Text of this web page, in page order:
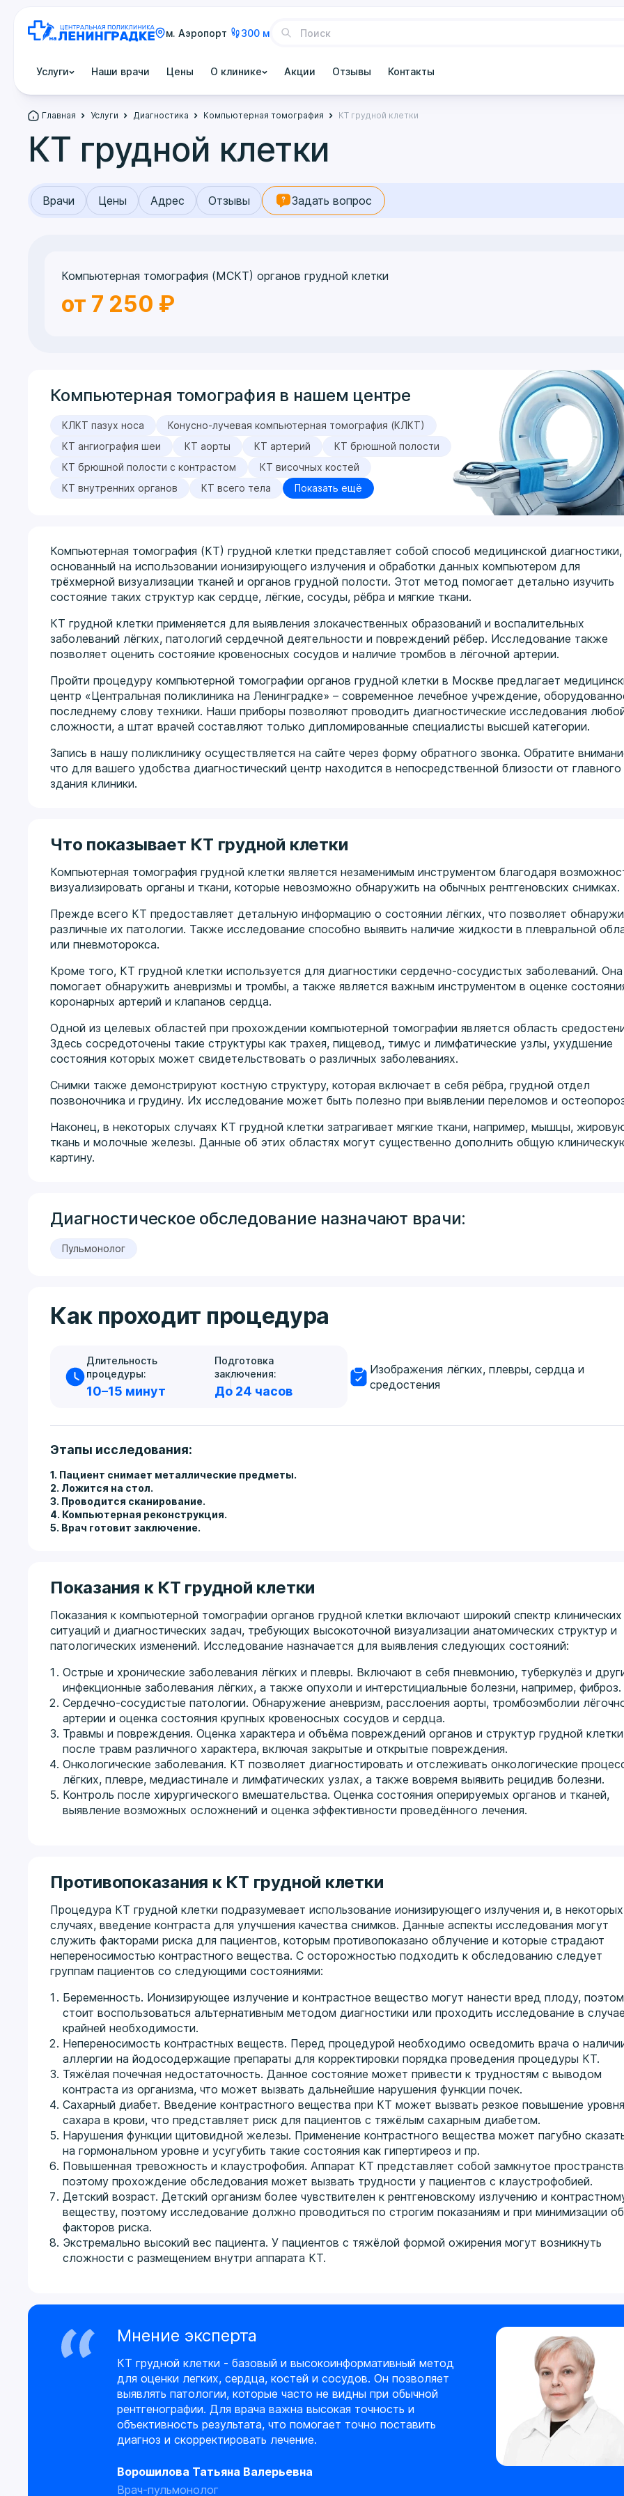
м. Аэропорт 300 м
Услуги Наши врачи Цены О клинике Акции Отзывы Контакты
Главная Услуги Диагностика Компьютерная томография КТ грудной клетки
КТ грудной клетки
Врачи Цены Адрес Отзывы Задать вопрос
Компьютерная томография (МСКТ) органов грудной клетки
от 7 250 ₽
Компьютерная томография в нашем центре
КЛКТ пазух носа
Конусно-лучевая компьютерная томография (КЛКТ)
КТ ангиография шеи
КТ аорты КТ артерий
КТ брюшной полости
КТ брюшной полости с контрастом
КТ височных костей
КТ внутренних органов
КТ всего тела Показать ещё
Компьютерная томография (КТ) грудной клетки представляет собой способ медицинской диагностики,
основанный на использовании ионизирующего излучения и обработки данных компьютером для
трёхмерной визуализации тканей и органов грудной полости. Этот метод помогает детально изучить
состояние таких структур как сердце, лёгкие, сосуды, рёбра и мягкие ткани.
КТ грудной клетки применяется для выявления злокачественных образований и воспалительных
заболеваний лёгких, патологий сердечной деятельности и повреждений рёбер. Исследование также
позволяет оценить состояние кровеносных сосудов и наличие тромбов в лёгочной артерии.
Пройти процедуру компьютерной томографии органов грудной клетки в Москве предлагает
центр «Центральная поликлиника на Ленинградке» – современное лечебное учреждение,
последнему слову техники. Наши приборы позволяют проводить диагностические исследования
сложности, а штат врачей составляют только дипломированные специалисты высшей категории.
Запись в нашу поликлинику осуществляется на сайте через форму обратного звонка. Обратите
что для вашего удобства диагностический центр находится в непосредственной близости от главного
здания клиники.
Что показывает КТ грудной клетки
Компьютерная томография грудной клетки является незаменимым инструментом благодаря
визуализировать органы и ткани, которые невозможно обнаружить на обычных рентгеновских снимках.
Прежде всего КТ предоставляет детальную информацию о состоянии лёгких, что позволяет
различные их патологии. Также исследование способно выявить наличие жидкости в плевральной
или пневмоторокса.
Кроме того, КТ грудной клетки используется для диагностики сердечно-сосудистых заболеваний. Она
помогает обнаружить аневризмы и тромбы, а также является важным инструментом в оценке
коронарных артерий и клапанов сердца.
Одной из целевых областей при прохождении компьютерной томографии является область
Здесь сосредоточены такие структуры как трахея, пищевод, тимус и лимфатические узлы, ухудшение
состояния которых может свидетельствовать о различных заболеваниях.
Снимки также демонстрируют костную структуру, которая включает в себя рёбра, грудной отдел
позвоночника и грудину. Их исследование может быть полезно при выявлении переломов и
Наконец, в некоторых случаях КТ грудной клетки затрагивает мягкие ткани, например, мышцы,
ткань и молочные железы. Данные об этих областях могут существенно дополнить общую
картину.
Диагностическое обследование назначают врачи:
Пульмонолог
Как проходит процедура
Длительность
процедуры:
10–15 минут
Подготовка
заключения:
До 24 часов
Изображения лёгких, плевры, сердца и
средостения
Этапы исследования:
1. Пациент снимает металлические предметы.
2. Ложится на стол.
3. Проводится сканирование.
4. Компьютерная реконструкция.
5. Врач готовит заключение.
Показания к КТ грудной клетки
Показания к компьютерной томографии органов грудной клетки включают широкий спектр клинических
ситуаций и диагностических задач, требующих высокоточной визуализации анатомических структур и
патологических изменений. Исследование назначается для выявления следующих состояний:
Острые и хронические заболевания лёгких и плевры. Включают в себя пневмонию, туберкулёз и
инфекционные заболевания лёгких, а также опухоли и интерстициальные болезни, например, фиброз.
Сердечно-сосудистые патологии. Обнаружение аневризм, расслоения аорты, тромбоэмболии
артерии и оценка состояния крупных кровеносных сосудов и сердца.
Травмы и повреждения. Оценка характера и объёма повреждений органов и структур грудной клетки
после травм различного характера, включая закрытые и открытые повреждения.
Онкологические заболевания. КТ позволяет диагностировать и отслеживать онкологические
лёгких, плевре, медиастинале и лимфатических узлах, а также вовремя выявить рецидив болезни.
Контроль после хирургического вмешательства. Оценка состояния оперируемых органов и тканей,
выявление возможных осложнений и оценка эффективности проведённого лечения.
Противопоказания к КТ грудной клетки
Процедура КТ грудной клетки подразумевает использование ионизирующего излучения и, в некоторых
случаях, введение контраста для улучшения качества снимков. Данные аспекты исследования могут
служить факторами риска для пациентов, которым противопоказано облучение и которые страдают
непереносимостью контрастного вещества. С осторожностью подходить к обследованию следует
группам пациентов со следующими состояниями:
Беременность. Ионизирующее излучение и контрастное вещество могут нанести вред плоду,
стоит воспользоваться альтернативным методом диагностики или проходить исследование в случае
крайней необходимости.
Непереносимость контрастных веществ. Перед процедурой необходимо осведомить врача о
аллергии на йодосодержащие препараты для корректировки порядка проведения процедуры КТ.
Тяжёлая почечная недостаточность. Данное состояние может привести к трудностям с выводом
контраста из организма, что может вызвать дальнейшие нарушения функции почек.
Сахарный диабет. Введение контрастного вещества при КТ может вызвать резкое повышение уровня
сахара в крови, что представляет риск для пациентов с тяжёлым сахарным диабетом.
Нарушения функции щитовидной железы. Применение контрастного вещества может пагубно
на гормональном уровне и усугубить такие состояния как гипертиреоз и пр.
Повышенная тревожность и клаустрофобия. Аппарат КТ представляет собой замкнутое
поэтому прохождение обследования может вызвать трудности у пациентов с клаустрофобией.
Детский возраст. Детский организм более чувствителен к рентгеновскому излучению и
веществу, поэтому исследование должно проводиться по строгим показаниям и при минимизации
факторов риска.
Экстремально высокий вес пациента. У пациентов с тяжёлой формой ожирения могут возникнуть
сложности с размещением внутри аппарата КТ.
Мнение эксперта
КТ грудной клетки - базовый и высокоинформативный метод
для оценки легких, сердца, костей и сосудов. Он позволяет
выявлять патологии, которые часто не видны при обычной
рентгенографии. Для врача важна высокая точность и
объективность результата, что помогает точно поставить
диагноз и скорректировать лечение.
Ворошилова Татьяна Валерьевна
Врач-пульмонолог